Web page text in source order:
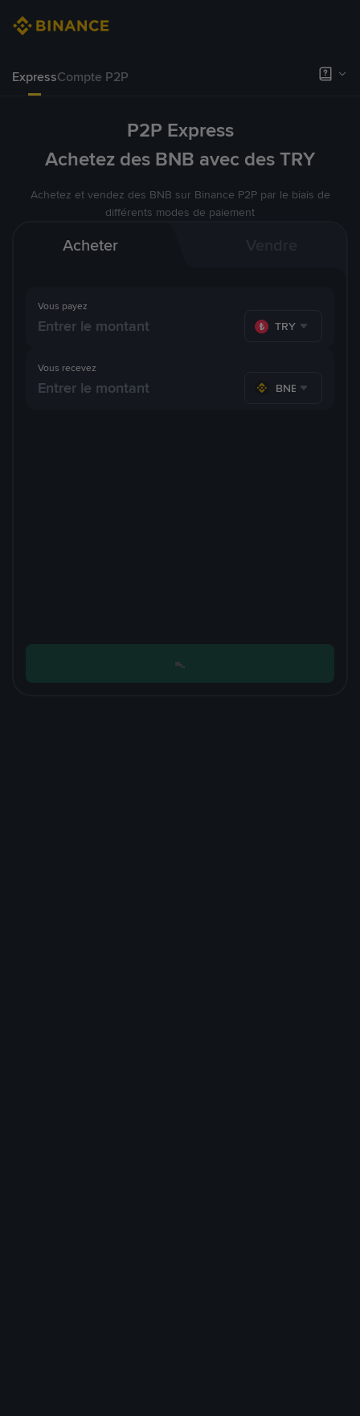
ExpressCompte P2P
P2P Express
Achetez des BNB avec des TRY
Achetez et vendez des BNB sur Binance P2P par le biais de
différents modes de paiement
Acheter
Vous payez
TRY
Vous recevez
BNB